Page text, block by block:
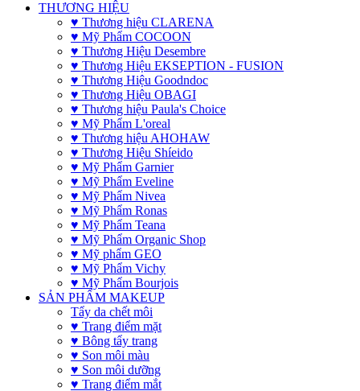
THƯƠNG HIỆU
♥ Thương hiệu CLARENA
♥ Mỹ Phẩm COCOON
♥ Thương Hiệu Desembre
♥ Thương Hiệu EKSEPTION - FUSION
♥ Thương Hiệu Goodndoc
♥ Thương Hiệu OBAGI
♥ Thương hiệu Paula's Choice
♥ Mỹ Phẩm L'oreal
♥ Thương hiệu AHOHAW
♥ Thương Hiệu Shíeido
♥ Mỹ Phẩm Garnier
♥ Mỹ Phẩm Eveline
♥ Mỹ Phẩm Nivea
♥ Mỹ Phẩm Ronas
♥ Mỹ Phẩm Teana
♥ Mỹ Phẩm Organic Shop
♥ Mỹ phẩm GEO
♥ Mỹ Phẩm Vichy
♥ Mỹ Phẩm Bourjois
SẢN PHẨM MAKEUP
Tẩy da chết môi
♥ Trang điểm mặt
♥ Bông tẩy trang
♥ Son môi màu
♥ Son môi dưỡng
♥ Trang điểm mắt